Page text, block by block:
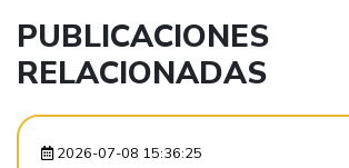
PUBLICACIONES
RELACIONADAS
2026-07-08 15:36:25